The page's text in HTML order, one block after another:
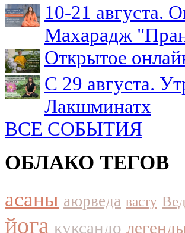
10-21 августа.
Махарадж
Открытое
С 29 августа.
Лакшминатх
ВСЕ СОБЫТИЯ
ОБЛАКО ТЕГОВ
асаны аюрведа васту
йога куксандо